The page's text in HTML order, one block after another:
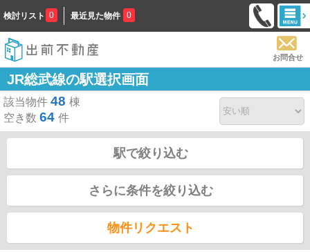
検討リスト 0 最近見た物件 0
お問合せ
JR総武線の駅選択画面
該当物件 48 棟
空き数 64 件
駅で絞り込む
さらに条件を絞り込む
物件リクエスト